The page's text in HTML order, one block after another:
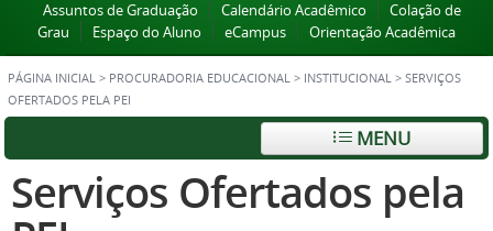
Assuntos de Graduação Calendário Acadêmico
Colação de
Grau
Espaço do Aluno eCampus Orientação Acadêmica
PÁGINA INICIAL > PROCURADORIA EDUCACIONAL > INSTITUCIONAL > SERVIÇOS
OFERTADOS PELA PEI
MENU
Serviços Ofertados pela